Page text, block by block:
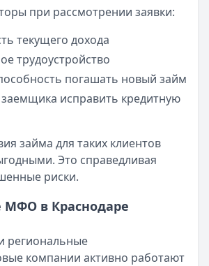
при рассмотрении заявки:
текущего дохода
трудоустройство
погашать новый займ
заемщика исправить кредитную
займа для таких клиентов
Это справедливая
риски.
МФО в Краснодаре
региональные
компании активно работают